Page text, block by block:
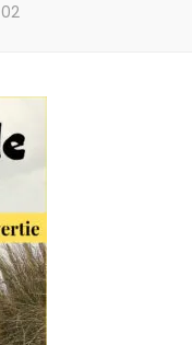
02